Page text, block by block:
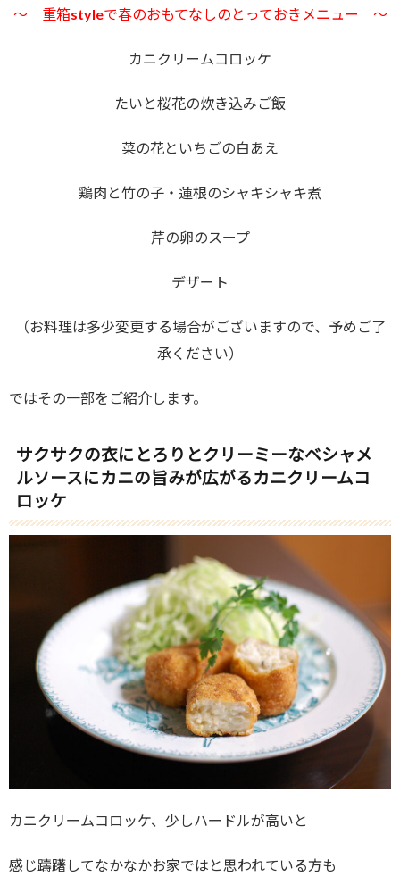
～ 重箱styleで春のおもてなしのとっておきメニュー ～
カニクリームコロッケ
たいと桜花の炊き込みご飯
菜の花といちごの白あえ
鶏肉と竹の子・蓮根のシャキシャキ煮
芹の卵のスープ
デザート
（お料理は多少変更する場合がございますので、予めご了
承ください）
ではその一部をご紹介します。
サクサクの衣にとろりとクリーミーなベシャメ
ルソースにカニの旨みが広がるカニクリームコ
ロッケ
カニクリームコロッケ、少しハードルが高いと
感じ躊躇してなかなかお家ではと思われている方も